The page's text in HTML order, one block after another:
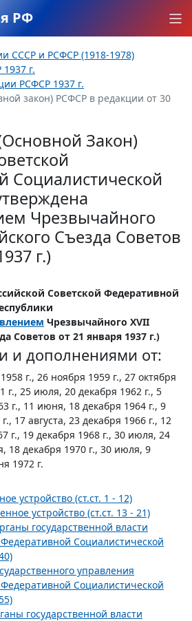
РФ
СССР и РСФСР (1918-1978)
г.
РСФСР 1937 г.
закон) РСФСР в редакции от 30
Закон)
Социалистической
Чрезвычайного
Съезда Советов
г.)
Советской Федеративной
Чрезвычайного XVII
Советов от 21 января 1937 г.)
и дополнениями от:
г., 26 ноября 1959 г., 27 октября
г., 25 июля, 20 декабря 1962 г., 5
г., 11 июня, 18 декабря 1964 г., 9
17 августа, 23 декабря 1966 г., 12
г., 19 декабря 1968 г., 30 июля, 24
18 декабря 1970 г., 30 июля, 9
1972 г.
устройство (ст.ст. 1 - 12)
устройство (ст.ст. 13 - 21)
государственной власти
Социалистической
управления
Социалистической
государственной власти